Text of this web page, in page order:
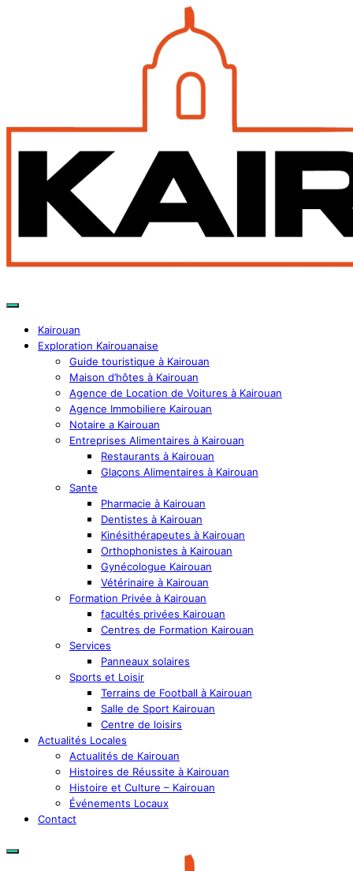
Kairouan
Exploration Kairouanaise
Guide touristique à Kairouan
Maison d’hôtes à Kairouan
Agence de Location de Voitures à Kairouan
Agence Immobiliere Kairouan
Notaire a Kairouan
Entreprises Alimentaires à Kairouan
Restaurants à Kairouan
Glaçons Alimentaires à Kairouan
Sante
Pharmacie à Kairouan
Dentistes à Kairouan
Kinésithérapeutes à Kairouan
Orthophonistes à Kairouan
Gynécologue Kairouan
Vétérinaire à Kairouan
Formation Privée à Kairouan
facultés privées Kairouan
Centres de Formation Kairouan
Services
Panneaux solaires
Sports et Loisir
Terrains de Football à Kairouan
Salle de Sport Kairouan
Centre de loisirs
Actualités Locales
Actualités de Kairouan
Histoires de Réussite à Kairouan
Histoire et Culture – Kairouan
Événements Locaux
Contact